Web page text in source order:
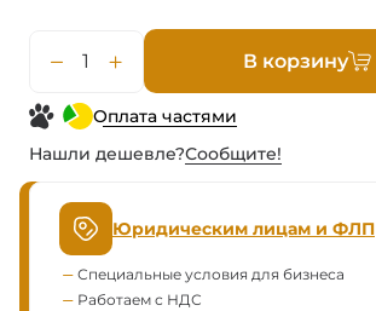
В корзину
Оплата частями
Нашли дешевле?Сообщите!
Юридическим лицам и ФЛП
Специальные условия для бизнеса
Работаем с НДС